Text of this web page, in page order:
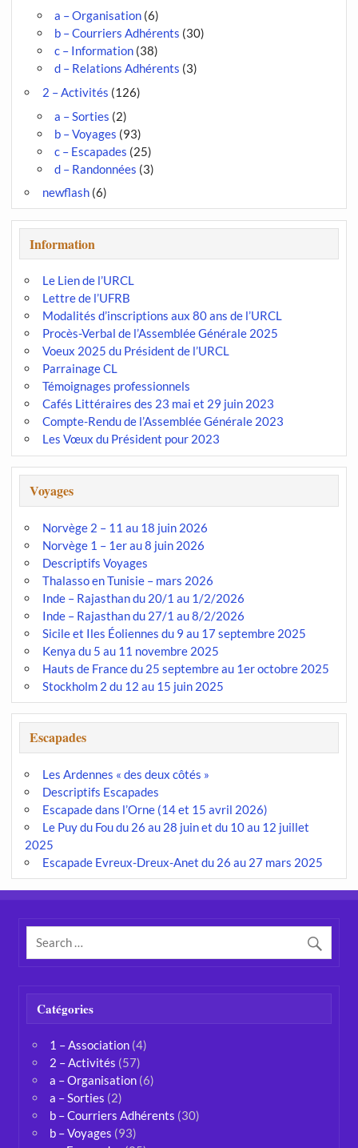
a – Organisation(6)
b – Courriers Adhérents (30)
c – Information(38)
d – Relations Adhérents (3)
2 – Activités (126)
a – Sorties (2)
b – Voyages (93)
c – Escapades (25)
d – Randonnées (3)
newflash(6)
Information
Le Lien de l’URCL
Lettre de l’UFRB
Modalités d’inscriptions aux 80 ans de l’URCL
Procès-Verbal de l’Assemblée Générale 2025
Voeux 2025 du Président de l’URCL
Parrainage CL
Témoignages professionnels
Cafés Littéraires des 23 mai et 29 juin 2023
Compte-Rendu de l’Assemblée Générale 2023
Les Vœux du Président pour 2023
Voyages
Norvège 2 – 11 au 18 juin 2026
Norvège 1 – 1er au 8 juin 2026
Descriptifs Voyages
Thalasso en Tunisie – mars 2026
Inde – Rajasthan du 20/1 au 1/2/2026
Inde – Rajasthan du 27/1 au 8/2/2026
Sicile et Iles Éoliennes du 9 au 17 septembre 2025
Kenya du 5 au 11 novembre 2025
Hauts de France du 25 septembre au 1er octobre 2025
Stockholm 2 du 12 au 15 juin 2025
Escapades
Les Ardennes « des deux côtés »
Descriptifs Escapades
Escapade dans l’Orne (14 et 15 avril 2026)
Le Puy du Fou du 26 au 28 juin et du 10 au 12 juillet
2025
Escapade Evreux-Dreux-Anet du 26 au 27 mars 2025
Catégories
1 – Association(4)
2 – Activités (57)
a – Organisation(6)
a – Sorties (2)
b – Courriers Adhérents (30)
b – Voyages (93)